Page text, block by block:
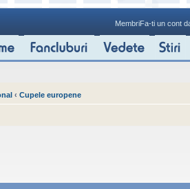
MembriFa-ti un cont
‹ Cupele europene